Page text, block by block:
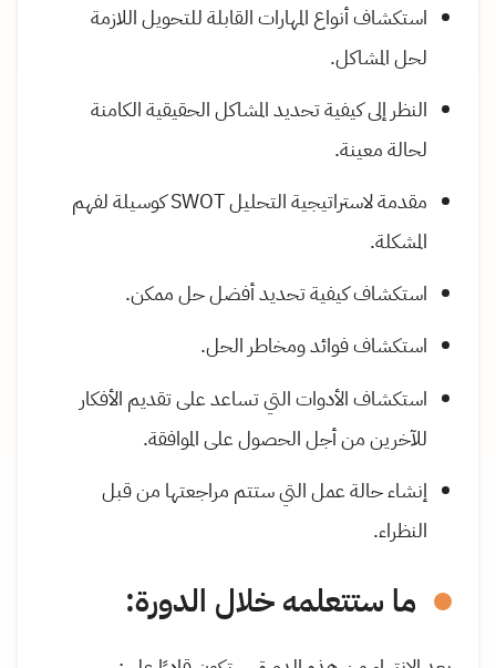
استكشاف أنواع المهارات القابلة للتحويل اللازمة
لحل المشاكل.
النظر إلى كيفية تحديد المشاكل الحقيقية الكامنة
لحالة معينة.
مقدمة لاستراتيجية التحليل SWOT كوسيلة لفهم
المشكلة.
استكشاف كيفية تحديد أفضل حل ممكن.
استكشاف فوائد ومخاطر الحل.
استكشاف الأدوات التي تساعد على تقديم الأفكار
للآخرين من أجل الحصول على الموافقة.
إنشاء حالة عمل التي ستتم مراجعتها من قبل
النظراء.
ما ستتعلمه خلال الدورة: